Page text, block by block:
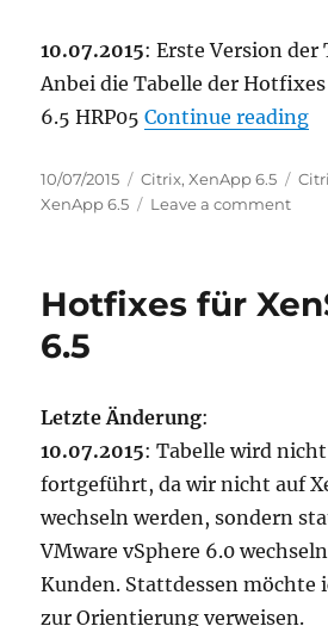
3.0
10.07.2015: Erste Version der
Anbei die Tabelle der
6.5 HRP05Continue reading
Posted
on
10/07/2015 Categories
Citrix,XenApp 6.5
XenApp 6.5
Leave a commenton
Hotfixes für
6.5
Letzte Änderung:
10.07.2015: Tabelle wird
fortgeführt, da wir nicht auf
wechseln werden, sondern
VMware vSphere 6.0
Kunden. Stattdessen möchte
zur Orientierung verweisen.